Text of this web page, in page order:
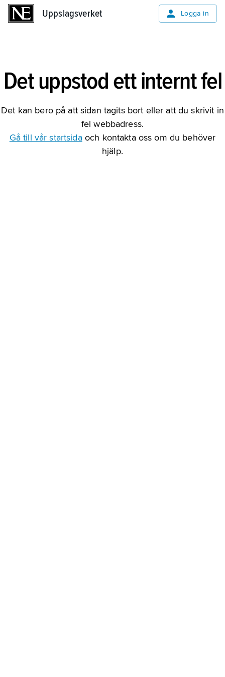
Uppslagsverket Logga in
Det uppstod ett internt fel
Det kan bero på att sidan tagits bort eller att du skrivit in
fel webbadress.
Gå till vår startsidaoch kontakta oss om du behöver
hjälp.